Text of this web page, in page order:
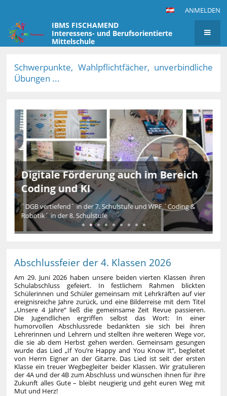
ANMELDEN
IBMS FISCHAMEND
Interessens- und Berufsorientierte
Mittelschule
Aktuelles
Schwerpunkte, Wahlpflichtfächer, unverbindliche
Übungen ...
Digitale Förderung auch im Bereich
Coding und KI
`DGB vertiefend´ in der 7. Schulstufe und WPF `Coding &
Robotik´ in der 8. Schulstufe
Abschlussfeier der 4. Klassen 2026
Am 29. Juni 2026 haben unsere beiden vierten Klassen ihren
Schulabschluss gefeiert. In festlichem Rahmen blickten
Schülerinnen und Schüler gemeinsam mit Lehrkräften auf vier
ereignisreiche Jahre zurück, und eine Bilderreise mit dem Titel
„Unsere 4 Jahre“ ließ die gemeinsame Zeit Revue passieren.
Die Jugendlichen ergriffen selbst das Wort: In einer
humorvollen Abschlussrede bedankten sie sich bei ihren
Lehrerinnen und Lehrern und stellten ihre weiteren Wege vor,
die sie ab dem Herbst gehen werden. Gemeinsam gesungen
wurde das Lied „If You’re Happy and You Know It“, begleitet
von Herrn Eigner an der Gitarre. Das Lied ist seit der ersten
Klasse ein treuer Wegbegleiter beider Klassen. Wir gratulieren
der 4A und der 4B zum Abschluss und wünschen ihnen für ihre
Zukunft alles Gute – bleibt neugierig und geht euren Weg mit
Mut und Herz!